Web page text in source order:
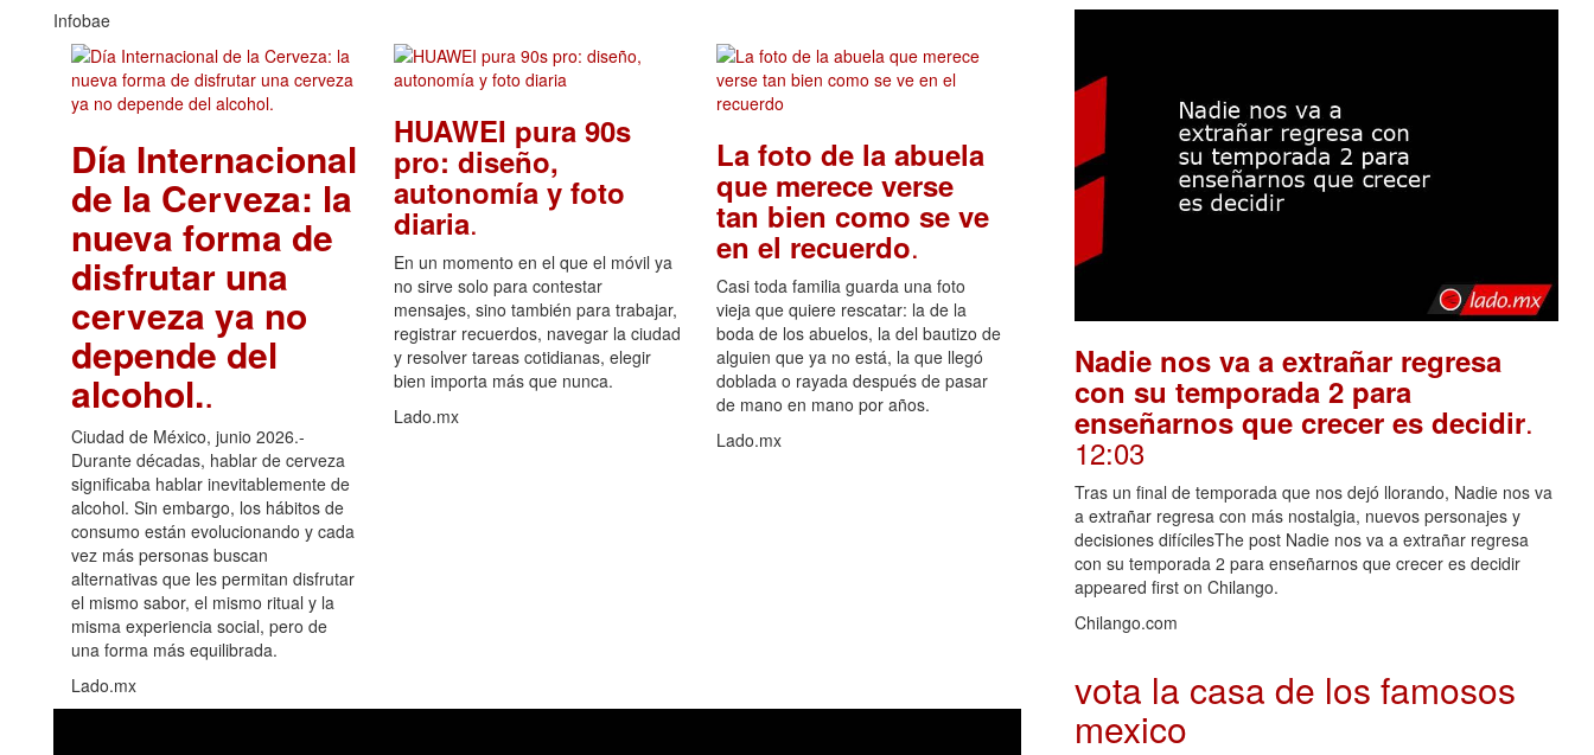
Infobae
Día Internacional
de la Cerveza: la
nueva forma de
disfrutar una
cerveza ya no
depende del
alcohol..
Ciudad de México, junio 2026.-
Durante décadas, hablar de cerveza
significaba hablar inevitablemente de
alcohol. Sin embargo, los hábitos de
consumo están evolucionando y cada
vez más personas buscan
alternativas que les permitan disfrutar
el mismo sabor, el mismo ritual y la
misma experiencia social, pero de
una forma más equilibrada.
Lado.mx
HUAWEI pura 90s
pro: diseño,
autonomía y foto
diaria.
En un momento en el que el móvil ya
no sirve solo para contestar
mensajes, sino también para trabajar,
registrar recuerdos, navegar la ciudad
y resolver tareas cotidianas, elegir
bien importa más que nunca.
Lado.mx
La foto de la abuela
que merece verse
tan bien como se ve
en el recuerdo.
Casi toda familia guarda una foto
vieja que quiere rescatar: la de la
boda de los abuelos, la del bautizo de
alguien que ya no está, la que llegó
doblada o rayada después de pasar
de mano en mano por años.
Lado.mx
Nadie nos va a extrañar regresa
con su temporada 2 para
enseñarnos que crecer es decidir.
12:03
Tras un final de temporada que nos dejó llorando, Nadie nos va
a extrañar regresa con más nostalgia, nuevos personajes y
decisiones difícilesThe post Nadie nos va a extrañar regresa
con su temporada 2 para enseñarnos que crecer es decidir
appeared first on Chilango.
Chilango.com
vota la casa de los famosos
mexico